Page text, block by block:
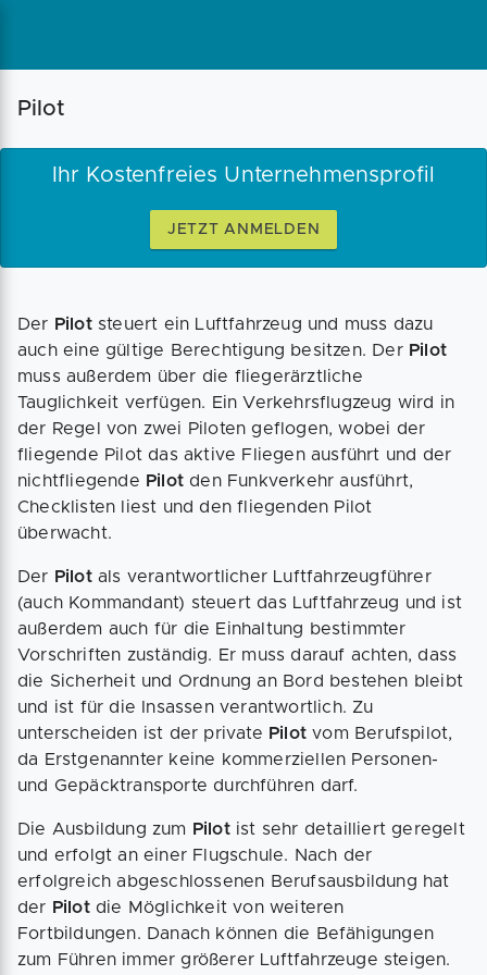
Magazin Businessplan Fördermittel
Pilot
Ihr Kostenfreies Unternehmensprofil
JETZT ANMELDEN
Der Pilotsteuert ein Luftfahrzeug und muss dazu
auch eine gültige Berechtigung besitzen. Der Pilot
muss außerdem über die fliegerärztliche
Tauglichkeit verfügen. Ein Verkehrsflugzeug wird in
der Regel von zwei Piloten geflogen, wobei der
fliegende Pilot das aktive Fliegen ausführt und der
nichtfliegende Pilot den Funkverkehr ausführt,
Checklisten liest und den fliegenden Pilot
überwacht.
Der Pilotals verantwortlicher Luftfahrzeugführer
(auch Kommandant) steuert das Luftfahrzeug und ist
außerdem auch für die Einhaltung bestimmter
Vorschriften zuständig. Er muss darauf achten, dass
die Sicherheit und Ordnung an Bord bestehen bleibt
und ist für die Insassen verantwortlich. Zu
unterscheiden ist der private Pilot vom Berufspilot,
da Erstgenannter keine kommerziellen Personen-
und Gepäcktransporte durchführen darf.
Die Ausbildung zum Pilotist sehr detailliert geregelt
und erfolgt an einer Flugschule. Nach der
erfolgreich abgeschlossenen Berufsausbildung hat
der Pilotdie Möglichkeit von weiteren
Fortbildungen. Danach können die Befähigungen
zum Führen immer größerer Luftfahrzeuge steigen.